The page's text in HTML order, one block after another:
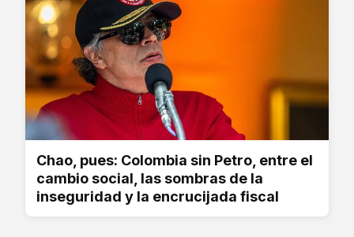
Chao, pues: Colombia sin Petro, entre el
cambio social, las sombras de la
inseguridad y la encrucijada fiscal